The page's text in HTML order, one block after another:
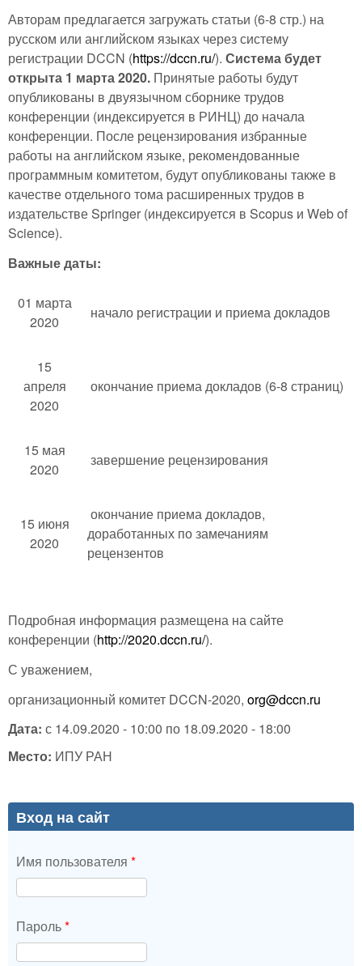
Авторам предлагается загружать статьи (6-8 стр.) на
русском или английском языках через систему
регистрации DCCN (https://dccn.ru/). Система будет
открыта 1 марта 2020. Принятые работы будут
опубликованы в двуязычном сборнике трудов
конференции (индексируется в РИНЦ) до начала
конференции. После рецензирования избранные
работы на английском языке, рекомендованные
программным комитетом, будут опубликованы также в
качестве отдельного тома расширенных трудов в
издательстве Springer (индексируется в Scopus и Web of
Science).
Важные даты:
01 марта
2020
начало регистрации и приема докладов
15
апреля
2020
окончание приема докладов (6-8 страниц)
15 мая
2020
завершение рецензирования
15 июня
2020
окончание приема докладов,
доработанных по замечаниям
рецензентов
Подробная информация размещена на сайте
конференции (http://2020.dccn.ru/).
С уважением,
организационный комитет DCCN-2020, org@dccn.ru
Дата: с 14.09.2020 - 10:00 по 18.09.2020 - 18:00
Место: ИПУ РАН
Вход на сайт
Имя пользователя *
Пароль*